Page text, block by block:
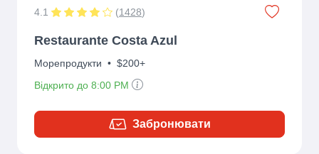
4.1 (1428)
Restaurante Costa Azul
Морепродукти • $200+
Відкрито до 8:00 PM
Забронювати